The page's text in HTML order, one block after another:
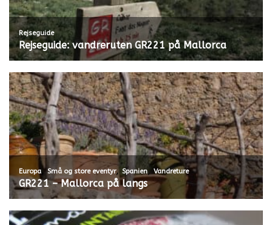
Rejseguide
Rejseguide: vandreruten GR221 på Mallorca
Europa , Små og store eventyr, Spanien Vandreture
GR221 – Mallorca på langs